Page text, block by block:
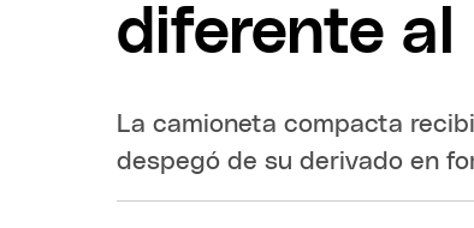
diferente al
La camioneta compacta
despegó de su derivado en